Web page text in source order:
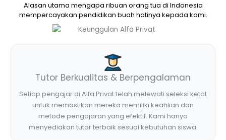
Alasan utama mengapa ribuan orang tua di Indonesia
mempercayakan pendidikan buah hatinya kepada kami.
Tutor Berkualitas & Berpengalaman
Setiap pengajar di Alfa Privat telah melewati seleksi ketat
untuk memastikan mereka memiliki keahlian dan
metode pengajaran yang efektif. Kami hanya
menyediakan tutor terbaik sesuai kebutuhan siswa.